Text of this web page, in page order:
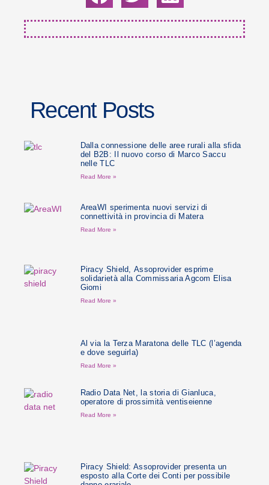
Recent Posts
Dalla connessione delle aree rurali alla sfida
del B2B: Il nuovo corso di Marco Saccu
nelle TLC
Read More »
AreaWI sperimenta nuovi servizi di
connettività in provincia di Matera
Read More »
Piracy Shield, Assoprovider esprime
solidarietà alla Commissaria Agcom Elisa
Giomi
Read More »
Al via la Terza Maratona delle TLC (l’agenda
e dove seguirla)
Read More »
Radio Data Net, la storia di Gianluca,
operatore di prossimità ventiseienne
Read More »
Piracy Shield: Assoprovider presenta un
esposto alla Corte dei Conti per possibile